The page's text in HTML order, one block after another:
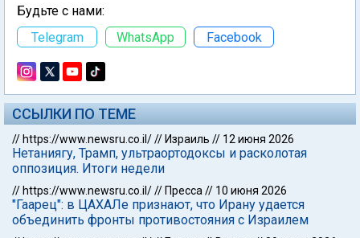
Будьте с нами:
Telegram
WhatsApp Facebook
ССЫЛКИ ПО ТЕМЕ
// https://www.newsru.co.il/// Израиль // 12 июня 2026
Нетаниягу, Трамп, ультраортодоксы и расколотая
оппозиция. Итоги недели
// https://www.newsru.co.il/// Пресса // 10 июня 2026
"Гаарец": в ЦАХАЛе признают, что Ирану удается
объединить фронты противостояния с Израилем